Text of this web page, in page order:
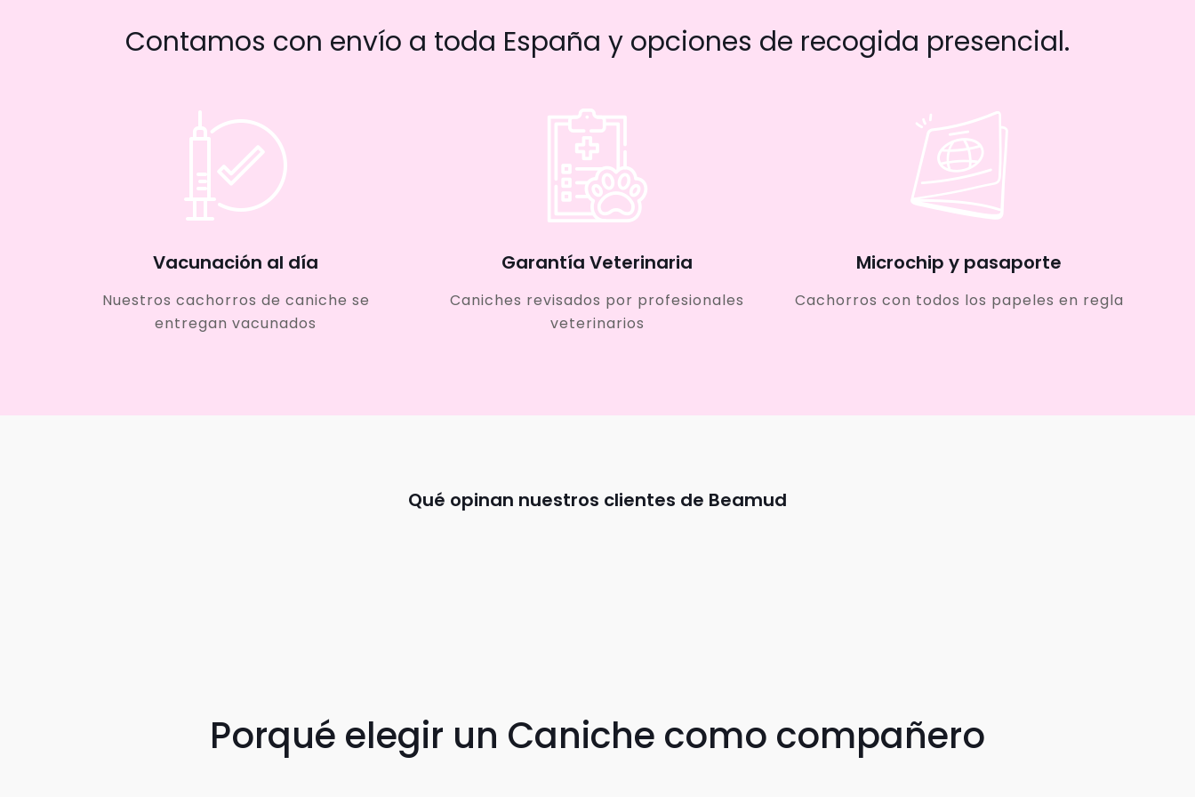
Contamos con envío a toda España y opciones de recogida presencial.
Vacunación al día
Nuestros cachorros de caniche se
entregan vacunados
Garantía Veterinaria
Caniches revisados por profesionales
veterinarios
Microchip y pasaporte
Cachorros con todos los papeles en regla
Qué opinan nuestros clientes de Beamud
Porqué elegir un Caniche como compañero